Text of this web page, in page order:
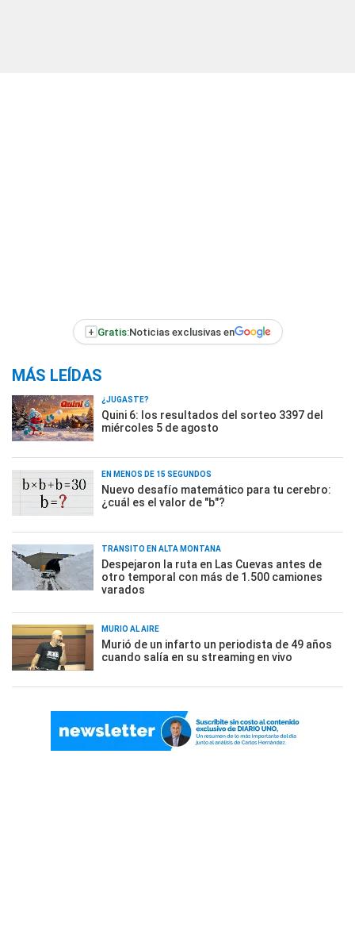
+ Gratis:Noticias exclusivas en
MÁS LEÍDAS
¿JUGASTE?
Quini 6: los resultados del sorteo 3397 del
miércoles 5 de agosto
EN MENOS DE 15 SEGUNDOS
Nuevo desafío matemático para tu cerebro:
¿cuál es el valor de "b"?
TRÁNSITO EN ALTA MONTAÑA
Despejaron la ruta en Las Cuevas antes de
otro temporal con más de 1.500 camiones
varados
MURIÓ AL AIRE
Murió de un infarto un periodista de 49 años
cuando salía en su streaming en vivo